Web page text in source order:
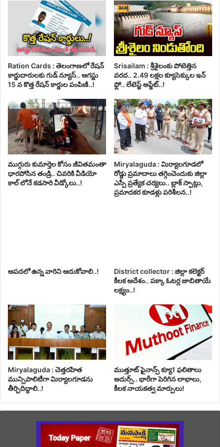
Ration Cards : తెలంగాణలో రేషన్
కార్డుదారులకు గుడ్ న్యూస్.. ఆగస్టు
15 న కొత్త రేషన్ కార్డుల పంపిణి..!
Srisailam : శ్రీశైలంకు పోటెత్తిన
వరద.. 2.49 లక్షల క్యూసెక్కుల ఇన్
ఫ్లో.. లేటెస్ట్ అప్డేట్..!
ముగ్గురు కుమార్తెల కోసం జీవితమంతా
ధారపోసిన తండ్రి.. చివరికి వీడియో
కాల్ లోనే కడసారి వీడ్కోలు..!
Miryalaguda : మిర్యాలగూడలో
రోడ్డు ప్రమాదాలు తగ్గించెందుకు జిల్లా
ఎస్పీ ప్రత్యేక చర్యలు.. బ్లాక్ స్పాట్లు,
ప్రమాదకర కూడళ్లు పరిశీలన..!
ఆపదలో ఉన్న వారిని ఆదుకోవాలి..!
District collector : జిల్లా కలెక్టర్
కీలక ఆదేశం.. పక్కా ఓటర్ల జాబితాయే
లక్ష్యం..!
Miryalaguda : చెత్తరహిత
మున్సిపాలిటీగా మిర్యాలగూడను
తీర్చిదిద్దాలి..!
ముత్తూట్ ఫైనాన్స్ క్యూ1 ఫలితాలు
అదుర్స్.. భారీగా పెరిగిన లాభాలు,
కీలక నాయకత్వ మార్పులు!